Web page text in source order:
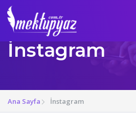
İnstagram
Ana Sayfa İnstagram